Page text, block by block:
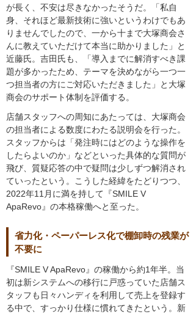
が長く、不安は尽きなかったそうだ。「私自
身、それほど最新技術に強いというわけでもあ
りませんでしたので、一から十まで大塚商会さ
んに教えていただけて本当に助かりました」と
近藤氏。吉田氏も、「導入までに解消すべき課
題が多かったため、テーマを決めながら一つ一
つ担当者の方にご対応いただきました」と大塚
商会のサポート体制を評価する。
店舗スタッフへの周知にあたっては、大塚商会
の担当者による数度にわたる説明会を行った。
スタッフからは「発注時にはどのような操作を
したらよいのか」などといった具体的な質問が
飛び、質疑応答の中で疑問は少しずつ解消され
ていったという。こうした経緯をたどりつつ、
2022年11月に満を持して『SMILE V
ApaRevo』の本格稼働へと至った。
省力化・ペーパーレス化で棚卸時の残業が
不要に
『SMILE V ApaRevo』の稼働から約1年半。当
初は新システムへの移行に戸惑っていた店舗ス
タッフも日々ハンディを利用して売上を登録す
る中で、すっかり仕様に慣れてきたという。新